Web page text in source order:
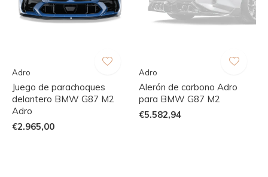
Adro
Juego de parachoques
delantero BMW G87 M2
Adro
€2.965,00
Adro
Alerón de carbono Adro
para BMW G87 M2
€5.582,94